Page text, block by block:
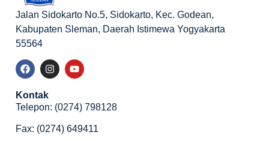
Jalan Sidokarto No.5, Sidokarto, Kec. Godean,
Kabupaten Sleman, Daerah Istimewa Yogyakarta
55564
Kontak
Telepon: (0274) 798128
Fax: (0274) 649411